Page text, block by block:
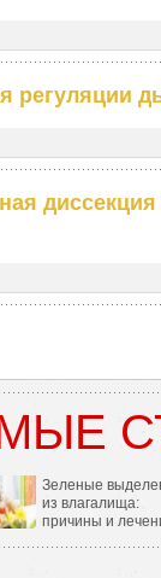
регуляции
Зеленые
из влагалища:
причины и